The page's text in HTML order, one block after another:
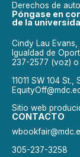
Derechos de
Póngase en
de la
Cindy Lau
Igualdad de
237-2577 (voz) o
11011 SW 104 St.,
Sitio web
CONTACTO
305-237-3258